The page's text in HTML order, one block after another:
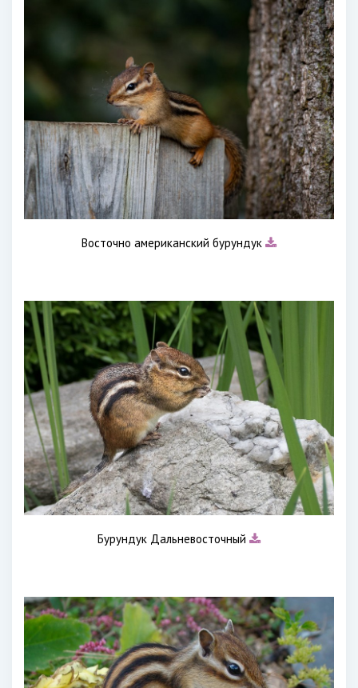
Восточно американский бурундук
Бурундук Дальневосточный